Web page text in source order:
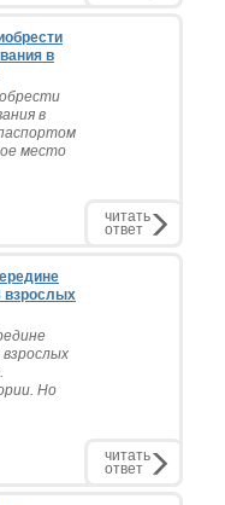
в
в
место
читать
ответ
взрослых
Но
читать
ответ